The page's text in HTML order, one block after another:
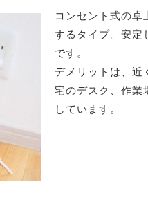
コンセント式の
するタイプ。安定
です。
デメリットは、近
宅のデスク、作業
しています。